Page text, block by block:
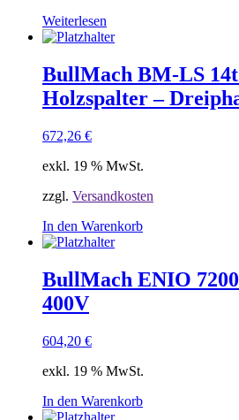
Weiterlesen
BullMach BM-LS
Holzspalter –
672,26 €
exkl. 19 % MwSt.
zzgl. Versandkosten
In den Warenkorb
BullMach ENIO
400V
604,20 €
exkl. 19 % MwSt.
In den Warenkorb